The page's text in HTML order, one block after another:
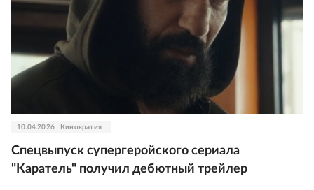
10.04.2026 Кинократия
Спецвыпуск супергеройского сериала
"Каратель" получил дебютный трейлер